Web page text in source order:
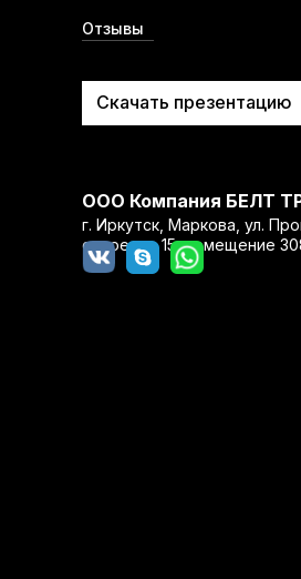
г. Иркутск, Маркова, ул.
строение 15, помещение
ООО Компания БЕЛТ
Отзывы
Скачать презентацию